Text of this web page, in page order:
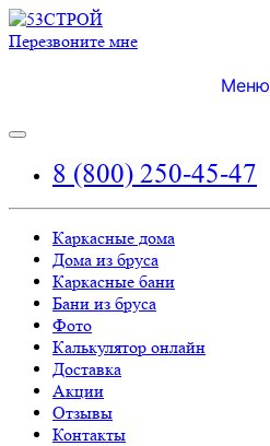
Перезвоните мне
Меню
8 (800) 250-45-47
Каркасные дома
Дома из бруса
Каркасные бани
Бани из бруса
Фото
Калькулятор онлайн
Доставка
Акции
Отзывы
Контакты